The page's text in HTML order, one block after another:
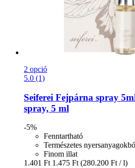
2 opció
5.0 (1)
Seiferei Fejpárna spray
spray, 5 ml
-5%
Fenntartható
Természetes
Finom illat
1.401 Ft 1.475 Ft (280.200 Ft / l)